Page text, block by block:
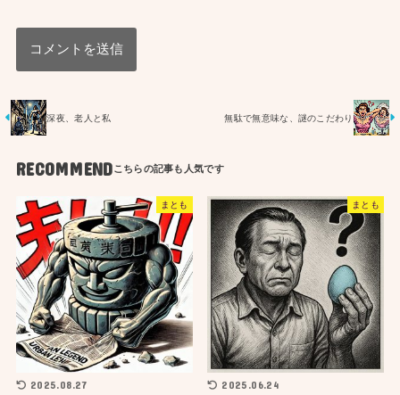
深夜、老人と私 無駄で無意味な、謎のこだわり
RECOMMEND
まとも
2025.08.27
まとも
2025.06.24